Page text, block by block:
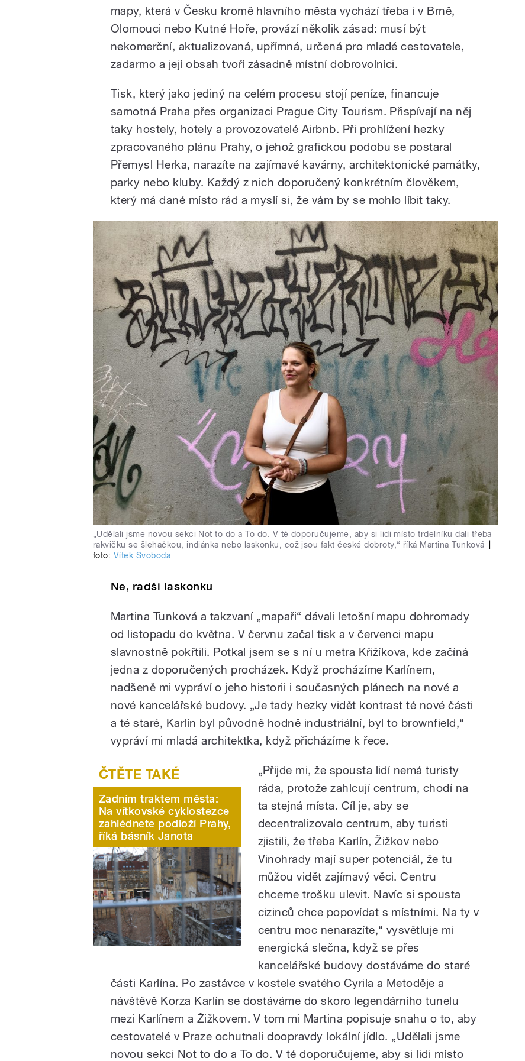
mapy, která v Česku kromě hlavního města vychází třeba i v Brně,
Olomouci nebo Kutné Hoře, provází několik zásad: musí být
nekomerční, aktualizovaná, upřímná, určená pro mladé cestovatele,
zadarmo a její obsah tvoří zásadně místní dobrovolníci.
Tisk, který jako jediný na celém procesu stojí peníze, financuje
samotná Praha přes organizaci Prague City Tourism. Přispívají na něj
taky hostely, hotely a provozovatelé Airbnb. Při prohlížení hezky
zpracovaného plánu Prahy, o jehož grafickou podobu se postaral
Přemysl Herka, narazíte na zajímavé kavárny, architektonické památky,
parky nebo kluby. Každý z nich doporučený konkrétním člověkem,
který má dané místo rád a myslí si, že vám by se mohlo líbit taky.
„Udělali jsme novou sekci Not to do a To do. V té doporučujeme, aby si lidi místo trdelníku dali třeba
rakvičku se šlehačkou, indiánka nebo laskonku, což jsou fakt české dobroty,“ říká Martina Tunková
foto: Vítek Svoboda
Ne, radši laskonku
Martina Tunková a takzvaní „mapaři“ dávali letošní mapu dohromady
od listopadu do května. V červnu začal tisk a v červenci mapu
slavnostně pokřtili. Potkal jsem se s ní u metra Křižíkova, kde začíná
jedna z doporučených procházek. Když procházíme Karlínem,
nadšeně mi vypráví o jeho historii i současných plánech na nové a
nové kancelářské budovy. „Je tady hezky vidět kontrast té nové části
a té staré, Karlín byl původně hodně industriální, byl to brownfield,“
vypráví mi mladá architektka, když přicházíme k řece.
Zadním traktem města:
Na vítkovské cyklostezce
zahlédnete podloží Prahy,
říká básník Janota
„Přijde mi, že spousta lidí nemá turisty
ráda, protože zahlcují centrum, chodí na
ta stejná místa. Cíl je, aby se
decentralizovalo centrum, aby turisti
zjistili, že třeba Karlín, Žižkov nebo
Vinohrady mají super potenciál, že tu
můžou vidět zajímavý věci. Centru
chceme trošku ulevit. Navíc si spousta
cizinců chce popovídat s místními. Na ty v
centru moc nenarazíte,“ vysvětluje mi
energická slečna, když se přes
kancelářské budovy dostáváme do staré
části Karlína. Po zastávce v kostele svatého Cyrila a Metoděje a
návštěvě Korza Karlín se dostáváme do skoro legendárního tunelu
mezi Karlínem a Žižkovem. V tom mi Martina popisuje snahu o to, aby
cestovatelé v Praze ochutnali doopravdy lokální jídlo. „Udělali jsme
novou sekci Not to do a To do. V té doporučujeme, aby si lidi místo